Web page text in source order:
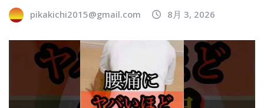
pikakichi2015@gmail.com 8月 3, 2026